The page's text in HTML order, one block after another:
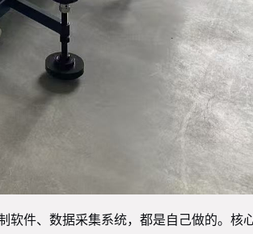
件、数据采集系统，都是自己做的。核